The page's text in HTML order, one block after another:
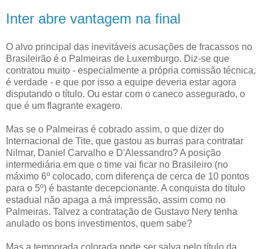
Inter abre vantagem na final
O alvo principal das inevitáveis acusações de fracassos no
Brasileirão é o Palmeiras de Luxemburgo. Diz-se que
contratou muito - especialmente a própria comissão técnica,
é verdade - e que por isso a equipe deveria estar agora
disputando o título. Ou estar com o caneco assegurado, o
que é um flagrante exagero.
Mas se o Palmeiras é cobrado assim, o que dizer do
Internacional de Tite, que gastou as burras para contratar
Nilmar, Daniel Carvalho e D'Alessandro? A posição
intermediária em que o time vai ficar no Brasileiro (no
máximo 6º colocado, com diferença de cerca de 10 pontos
para o 5º) é bastante decepcionante. A conquista do título
estadual não apaga a má impressão, assim como no
Palmeiras. Talvez a contratação de Gustavo Nery tenha
anulado os bons investimentos, quem sabe?
Mas a temporada colorada pode ser salva pelo título da